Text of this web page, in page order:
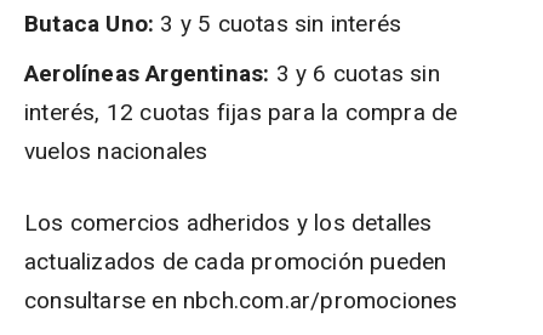
Butaca Uno: 3 y 5 cuotas sin interés
Aerolíneas Argentinas: 3 y 6 cuotas sin
interés, 12 cuotas fijas para la compra de
vuelos nacionales
Los comercios adheridos y los detalles
actualizados de cada promoción pueden
consultarse en nbch.com.ar/promociones